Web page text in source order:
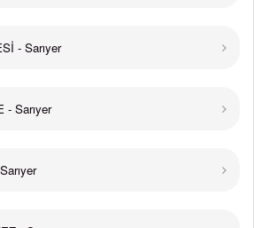
- Sarıyer
- Sarıyer